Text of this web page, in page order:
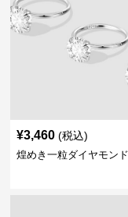
¥3,460 (税込)
煌めき一粒ダイヤモン